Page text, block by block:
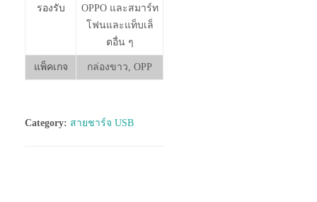
รองรับ
OPPO และสมาร์ท
โฟนและแท็บเล็
ตอื่น ๆ
แพ็คเกจ กล่องขาว, OPP
Category: สายชาร์จ USB